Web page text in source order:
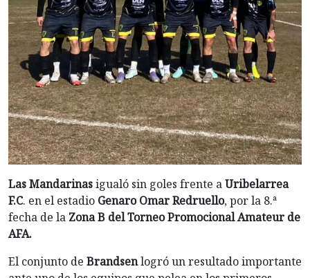
Las Mandarinasigualó sin goles frente aUribelarrea
F.C. en el estadio Genaro Omar Redruello, por la 8.ª
fecha de la Zona B del Torneo Promocional Amateur de
AFA.
El conjunto de Brandsenlogró un resultado importante